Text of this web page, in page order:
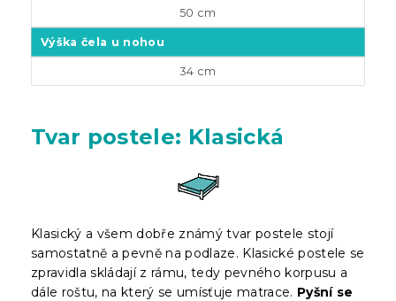
50 cm
Výška čela u nohou
34 cm
Tvar postele: Klasická
Klasický a všem dobře známý tvar postele stojí
samostatně a pevně na podlaze. Klasické postele se
zpravidla skládají z rámu, tedy pevného korpusu a
dále roštu, na který se umísťuje matrace. Pyšní se